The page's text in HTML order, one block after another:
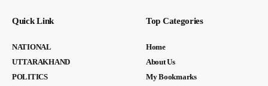
Quick Link
NATIONAL
UTTARAKHAND
POLITICS
Top Categories
Home
About Us
My Bookmarks